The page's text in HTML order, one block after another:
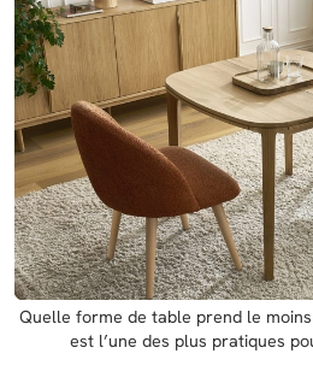
Quelle forme de table prend le
est l’une des plus pratiques